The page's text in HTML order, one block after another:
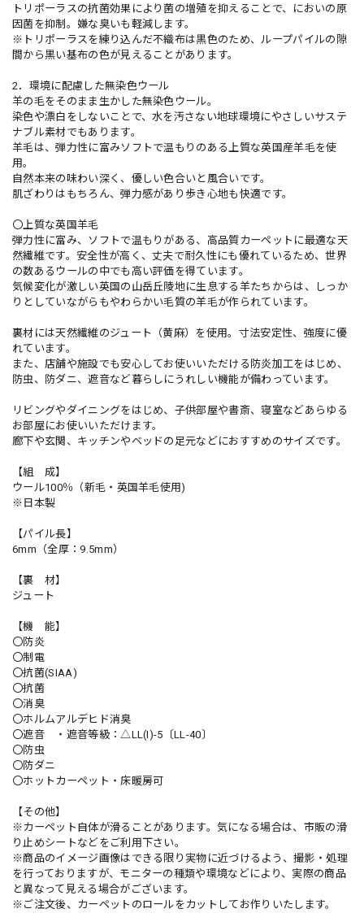
トリポーラスの抗菌効果により菌の増殖を抑えることで、においの原
因菌を抑制。嫌な臭いも軽減します。
※トリポーラスを練り込んだ不織布は黒色のため、ループパイルの隙
間から黒い基布の色が見えることがあります。
2．環境に配慮した無染色ウール
羊の毛をそのまま生かした無染色ウール。
染色や漂白をしないことで、水を汚さない地球環境にやさしいサステ
ナブル素材でもあります。
羊毛は、弾力性に富みソフトで温もりのある上質な英国産羊毛を使
用。
自然本来の味わい深く、優しい色合いと風合いです。
肌ざわりはもちろん、弾力感があり歩き心地も快適です。
〇上質な英国羊毛
弾力性に富み、ソフトで温もりがある、高品質カーペットに最適な天
然繊維です。安全性が高く、丈夫で耐久性にも優れているため、世界
の数あるウールの中でも高い評価を得ています。
気候変化が激しい英国の山岳丘陵地に生息する羊たちからは、しっか
りとしていながらもやわらかい毛質の羊毛が作られています。
裏材には天然繊維のジュート（黄麻）を使用。寸法安定性、強度に優
れています。
また、店舗や施設でも安心してお使いいただける防炎加工をはじめ、
防虫、防ダニ、遮音など暮らしにうれしい機能が備わっています。
リビングやダイニングをはじめ、子供部屋や書斎、寝室などあらゆる
お部屋にお使いいただけます。
廊下や玄関、キッチンやベッドの足元などにおすすめのサイズです。
【組 成】
ウール100％（新毛・英国羊毛使用)
※日本製
【パイル長】
6mm（全厚：9.5mm）
【裏 材】
ジュート
【機 能】
〇防炎
〇制電
〇抗菌(SIAA)
〇抗菌
〇消臭
〇ホルムアルデヒド消臭
〇遮音 ・遮音等級：△LL(I)-5〔LL-40〕
〇防虫
〇防ダニ
〇ホットカーペット・床暖房可
【その他】
※カーペット自体が滑ることがあります。気になる場合は、市販の滑
り止めシートなどをご利用下さい。
※商品のイメージ画像はできる限り実物に近づけるよう、撮影・処理
を行っておりますが、モニターの種類や環境などにより、実際の商品
と異なって見える場合がございます。
※ご注文後、カーペットのロールをカットしてお作りいたします。